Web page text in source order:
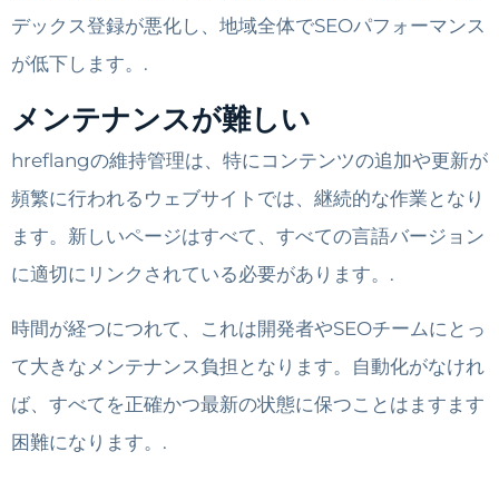
デックス登録が悪化し、地域全体でSEOパフォーマンス
が低下します。.
メンテナンスが難しい
hreflangの維持管理は、特にコンテンツの追加や更新が
頻繁に行われるウェブサイトでは、継続的な作業となり
ます。新しいページはすべて、すべての言語バージョン
に適切にリンクされている必要があります。.
時間が経つにつれて、これは開発者やSEOチームにとっ
て大きなメンテナンス負担となります。自動化がなけれ
ば、すべてを正確かつ最新の状態に保つことはますます
困難になります。.